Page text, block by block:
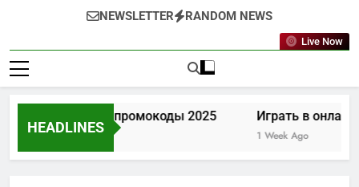
Get All Updated Telugu News
NEWSLETTER RANDOM NEWS
Live Now
HEADLINES
Лев казино промокоды 2025
5 Days Ago
Играть в онлайн
1 Week Ago